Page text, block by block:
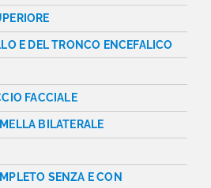
E DEL TRONCO ENCEFALICO
FACCIALE
BILATERALE
SENZA E CON